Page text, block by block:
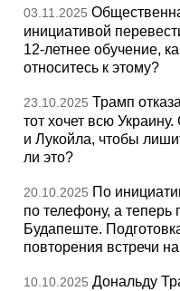
03.11.2025
инициативой
12-летнее обучение,
относитесь к этому?
23.10.2025 Трамп
тот хочет всю
и Лукойла, чтобы
ли это?
20.10.2025 По
по телефону, а теперь
Будапеште.
повторения встречи
10.10.2025 Дональду